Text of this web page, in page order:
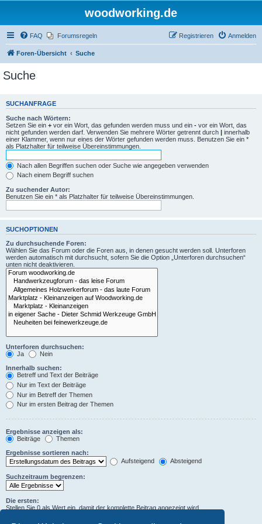
woodworking.de
FAQ Forumsregeln Anmelden
Registrieren
Foren-Übersicht Suche
Suche
SUCHANFRAGE
Suche nach Wörtern:
Setzen Sie ein + vor ein Wort, das gefunden werden muss und ein - vor ein Wort, das
nicht gefunden werden darf. Verwenden Sie mehrere Wörter getrennt durch | innerhalb
einer Klammer, wenn nur eines der Wörter gefunden werden muss. Benutzen Sie ein *
als Platzhalter für teilweise Übereinstimmungen.
Nach allen Begriffen suchen oder Suche wie angegeben verwenden
Nach einem Begriff suchen
Zu suchender Autor:
Benutzen Sie ein * als Platzhalter für teilweise Übereinstimmungen.
SUCHOPTIONEN
Zu durchsuchende Foren:
Wählen Sie das Forum oder die Foren aus, in denen gesucht werden soll. Unterforen
werden automatisch mit durchsucht, sofern Sie die Option „Unterforen durchsuchen“
unten nicht deaktivieren.
Unterforen durchsuchen:
Ja
Nein
Innerhalb suchen:
Betreff und Text der Beiträge
Nur im Text der Beiträge
Nur im Betreff der Themen
Nur im ersten Beitrag der Themen
Ergebnisse anzeigen als:
Beiträge
Themen
Ergebnisse sortieren nach:
Aufsteigend
Absteigend
Suchzeitraum begrenzen:
Die ersten:
Stellen Sie 0 als Wert ein, damit der komplette Beitrag angezeigt wird.